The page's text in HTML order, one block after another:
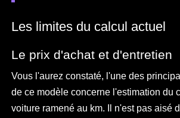
Les limites du calcul actuel
Le prix d'achat et d'entretien
Vous l'aurez constaté, l'une des
de ce modèle concerne l'estimation du
voiture ramené au km. Il n'est pas aisé